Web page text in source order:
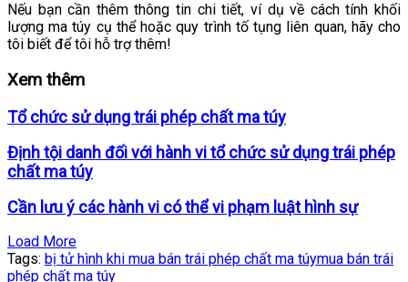
Nếu bạn cần thêm thông tin chi tiết, ví dụ về cách tính khối
lượng ma túy cụ thể hoặc quy trình tố tụng liên quan, hãy cho
tôi biết để tôi hỗ trợ thêm!
Xem thêm
Tổ chức sử dụng trái phép chất ma túy
Định tội danh đối với hành vi tổ chức sử dụng trái phép
chất ma túy
Cần lưu ý các hành vi có thể vi phạm luật hình sự
Load More
Tags: bị tử hình khi mua bán trái phép chất ma túymua bán trái
phép chất ma túy